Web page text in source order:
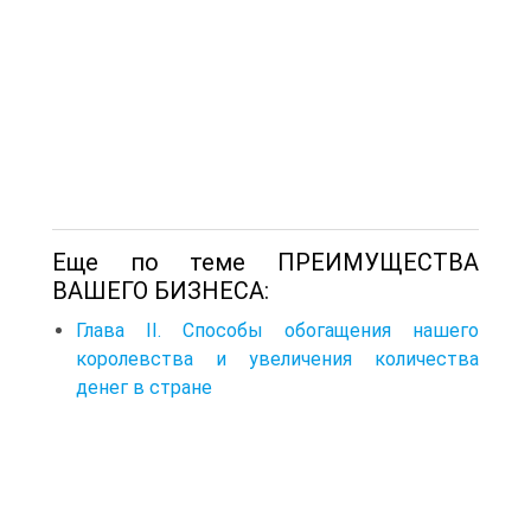
Еще по теме ПРЕИМУЩЕСТВА
ВАШЕГО БИЗНЕСА:
Глава II. Способы обогащения нашего
королевства и увеличения количества
денег в стране